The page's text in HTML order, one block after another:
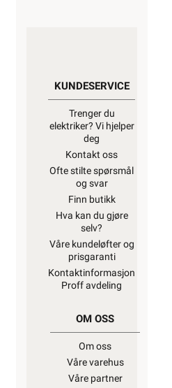
KUNDESERVICE
Trenger du
elektriker? Vi hjelper
deg
Kontakt oss
Ofte stilte spørsmål
og svar
Finn butikk
Hva kan du gjøre
selv?
Våre kundeløfter og
prisgaranti
Kontaktinformasjon
Proff avdeling
OM OSS
Om oss
Våre varehus
Våre partner